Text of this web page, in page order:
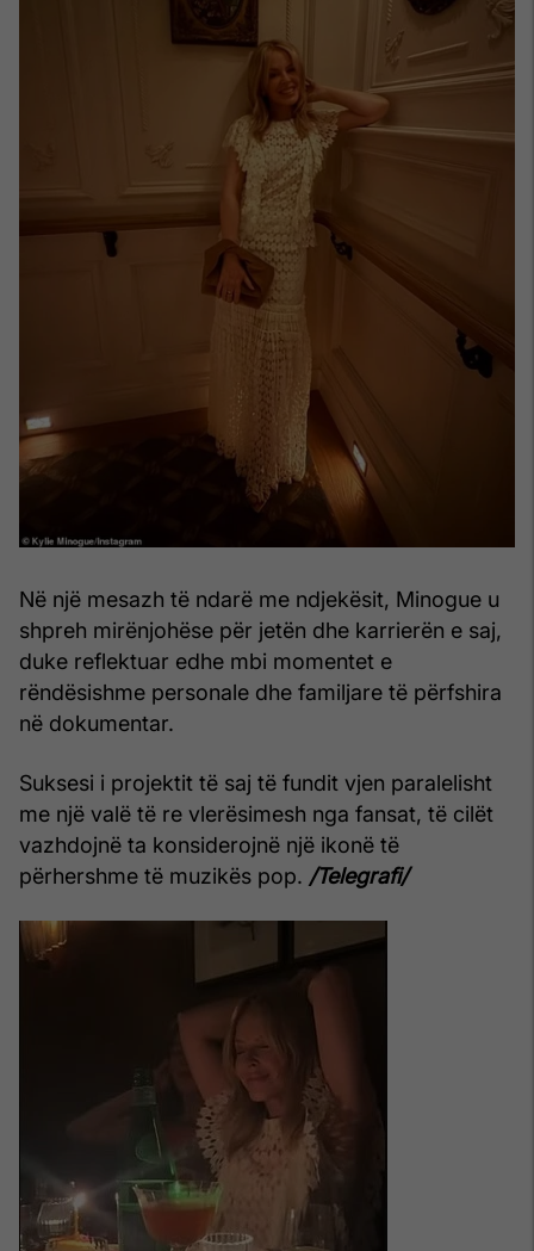
Në një mesazh të ndarë me ndjekësit, Minogue u
shpreh mirënjohëse për jetën dhe karrierën e saj,
duke reflektuar edhe mbi momentet e
rëndësishme personale dhe familjare të përfshira
në dokumentar.
Suksesi i projektit të saj të fundit vjen paralelisht
me një valë të re vlerësimesh nga fansat, të cilët
vazhdojnë ta konsiderojnë një ikonë të
përhershme të muzikës pop. /Telegrafi/